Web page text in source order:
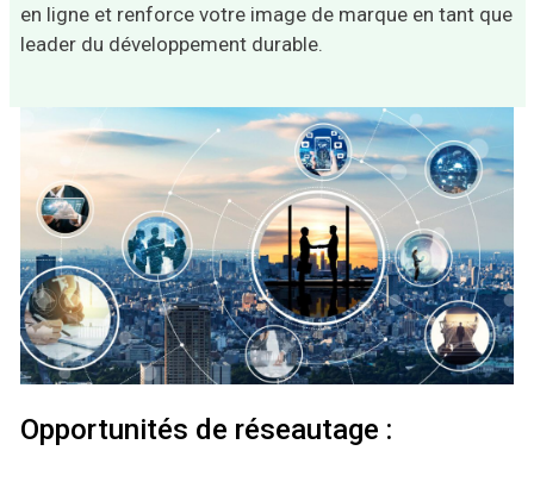
en ligne et renforce votre image de marque en tant que
leader du développement durable.
Opportunités de réseautage :